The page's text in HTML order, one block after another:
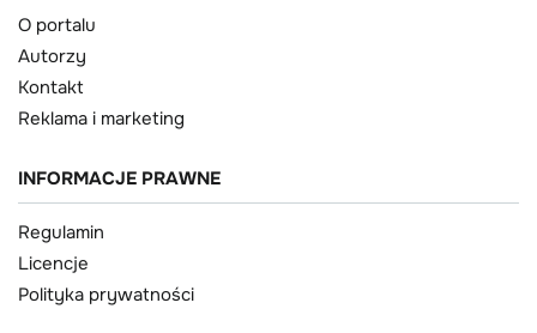
O portalu
Autorzy
Kontakt
Reklama i marketing
INFORMACJE PRAWNE
Regulamin
Licencje
Polityka prywatności